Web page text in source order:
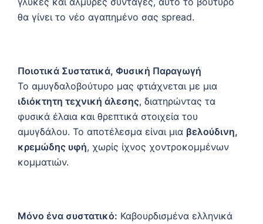
θα γίνει το νέο αγαπημένο σας spread.
Ποιοτικά Συστατικά, Φυσική Παραγωγή
Το αμυγδαλοβούτυρο μας φτιάχνεται με μια
ιδιόκτητη τεχνική άλεσης, διατηρώντας τα
φυσικά έλαια και θρεπτικά στοιχεία του
αμυγδάλου. Το αποτέλεσμα είναι μια βελούδινη,
κρεμώδης υφή, χωρίς ίχνος χοντροκομμένων
κομματιών.
Μόνο ένα συστατικό: Καβουρδισμένα ελληνικά